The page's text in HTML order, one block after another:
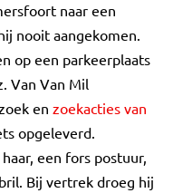
naar een
nooit aangekomen.
op een parkeerplaats
Van Van Mil
en zoekacties van
opgeleverd.
een fors postuur,
Bij vertrek droeg hij